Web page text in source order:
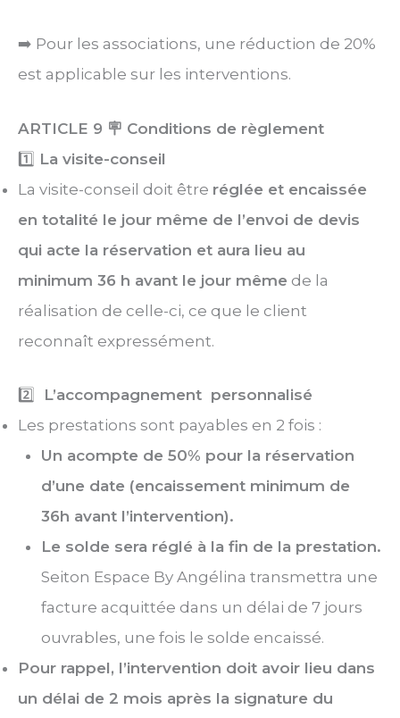
➡️ Pour les associations, une réduction de 20%
est applicable sur les interventions.
ARTICLE 9 🪧 Conditions de règlement
1️⃣ La visite-conseil
La visite-conseil doit être réglée et encaissée
en totalité le jour même de l’envoi de devis
qui acte la réservation et aura lieu au
minimum 36 h avant le jour même de la
réalisation de celle-ci, ce que le client
reconnaît expressément.
2️⃣
L’accompagnement personnalisé
Les prestations sont payables en 2 fois :
Un acompte de 50% pour la réservation
d’une date (encaissement minimum de
36h avant l’intervention).
Le solde sera réglé à la fin de la prestation.
Seiton Espace By Angélina transmettra une
facture acquittée dans un délai de 7 jours
ouvrables, une fois le solde encaissé.
Pour rappel, l’intervention doit avoir lieu dans
un délai de 2 mois après la signature du